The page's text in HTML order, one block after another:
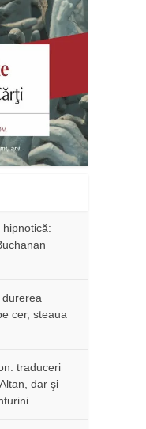
cer, steaua
traduceri
dar şi